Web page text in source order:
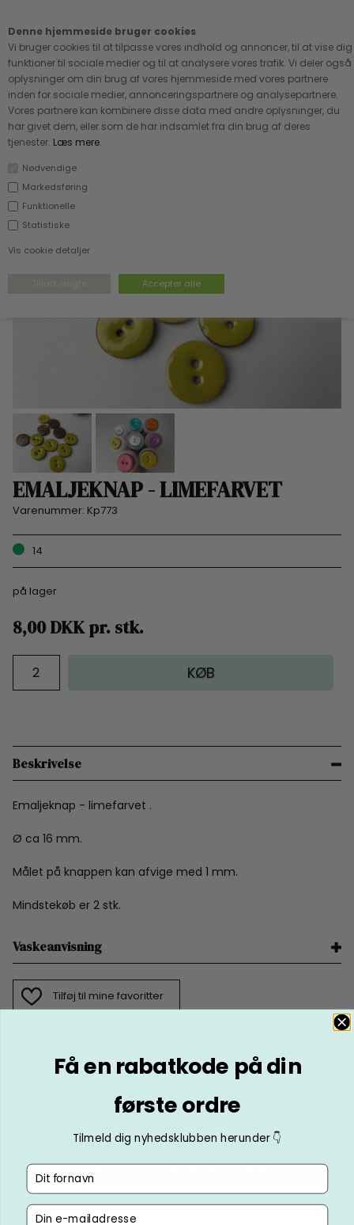
Denne hjemmeside bruger cookies
Vi bruger cookies til at tilpasse vores indhold og annoncer, til at vise dig
funktioner til sociale medier og til at analysere vores trafik. Vi deler også
oplysninger om din brug af vores hjemmeside med vores partnere
inden for sociale medier, annonceringspartnere og analysepartnere.
Vores partnere kan kombinere disse data med andre oplysninger, du
har givet dem, eller som de har indsamlet fra din brug af deres
tjenester. Læs mere.
Nødvendige
Markedsføring
Funktionelle
Statistiske
Vis cookie detaljer
FORSIDE› TILBEHØR›
EMALJEKNAP - LIMEFARVET
Varenummer: Kp773
14
på lager
8,00DKKpr. stk.
KØB
Beskrivelse
Emaljeknap - limefarvet .
Ø ca 16 mm.
Målet på knappen kan afvige med 1 mm.
Mindstekøb er 2 stk.
Vaskeanvisning
Tilføj til mine favoritter
Fri fragt ved køb for over 600.-
Kundeservice - Ring på tlf. 3169 1071
Få en rabatkode på din
første ordre
Tilmeld dig nyhedsklubben herunder 👇
Fornavn
Email